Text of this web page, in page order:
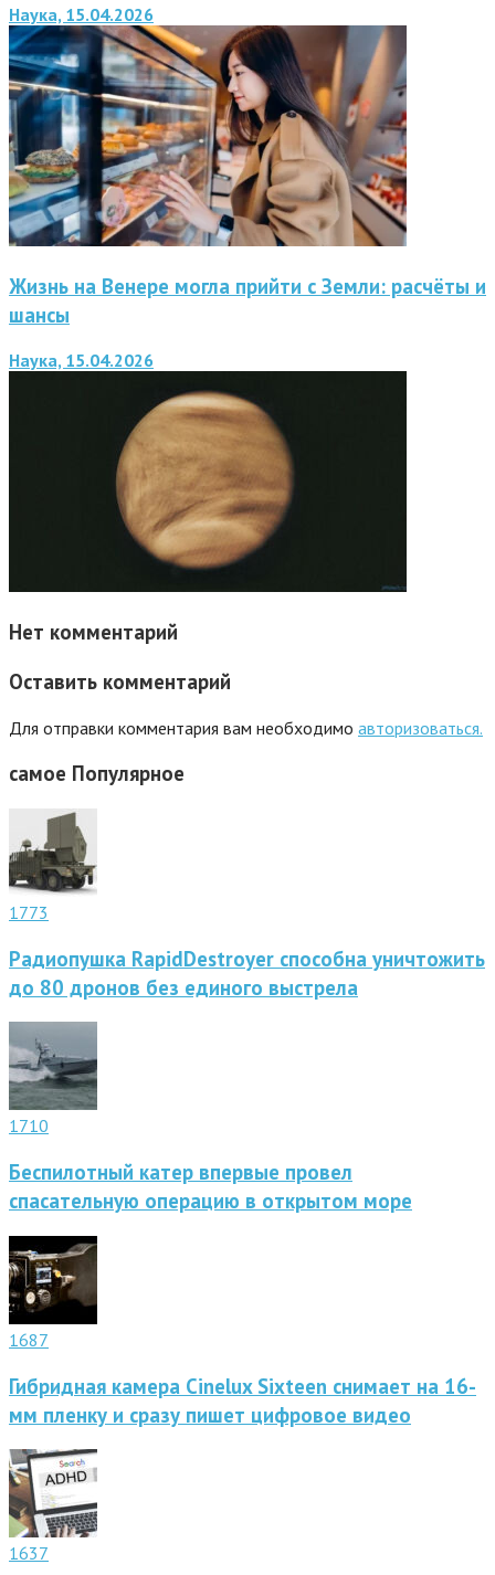
Наука, 15.04.2026
Жизнь на Венере могла прийти с Земли: расчёты и
шансы
Наука, 15.04.2026
Нет комментарий
Оставить комментарий
Для отправки комментария вам необходимо авторизоваться.
самое Популярное
1773
Радиопушка RapidDestroyer способна уничтожить
до 80 дронов без единого выстрела
1710
Беспилотный катер впервые провел
спасательную операцию в открытом море
1687
Гибридная камера Cinelux Sixteen снимает на 16-
мм пленку и сразу пишет цифровое видео
1637